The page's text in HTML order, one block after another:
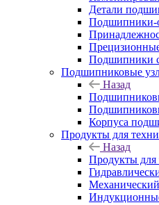
Детали
Подшипники-
Подшипники
Подшипниковые
Назад
Корпуса
Продукты для
Назад
Продукты для